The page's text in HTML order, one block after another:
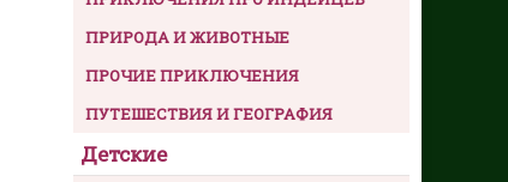
ПРИРОДА И ЖИВОТНЫЕ
ПРОЧИЕ ПРИКЛЮЧЕНИЯ
ПУТЕШЕСТВИЯ И ГЕОГРАФИЯ
Детские